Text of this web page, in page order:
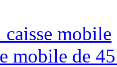
mobile
mobile de